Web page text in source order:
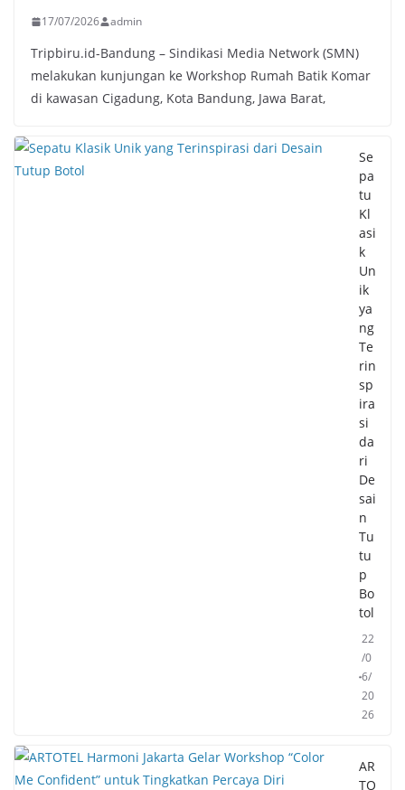
17/07/2026 admin
Tripbiru.id-Bandung – Sindikasi Media Network (SMN)
melakukan kunjungan ke Workshop Rumah Batik Komar
di kawasan Cigadung, Kota Bandung, Jawa Barat,
Se
pa
tu
Kl
asi
k
Un
ik
ya
ng
Te
rin
sp
ira
si
da
ri
De
sai
n
Tu
tu
p
Bo
tol
22
/0
6/
20
26
AR
TO